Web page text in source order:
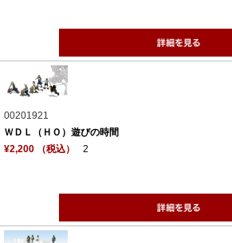
00201921
ＷＤＬ（ＨＯ）遊びの時間
¥2,200 （税込）
2